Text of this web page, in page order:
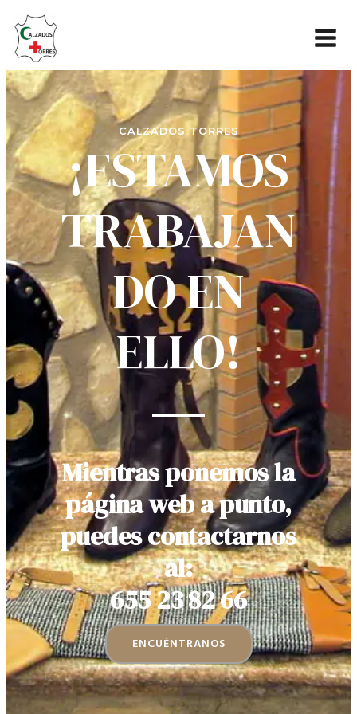
CALZADOS TORRES
¡ESTAMOS
TRABAJAN
DO EN
ELLO!
Mientras ponemos la
página web a punto,
puedes contactarnos
al:
655 23 82 66
ENCUÉNTRANOS